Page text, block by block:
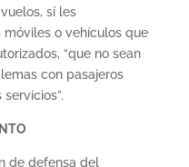
sí les
o vehículos que
“que no sean
con pasajeros
de defensa del